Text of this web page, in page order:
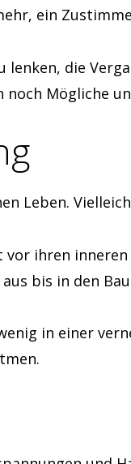
ein
die
Mögliche
Leben.
ihren
bis in den
in einer